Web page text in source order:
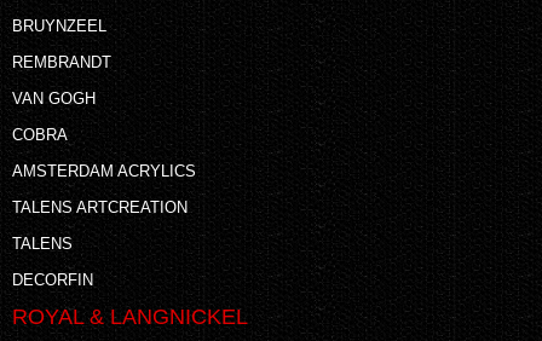
BRUYNZEEL
REMBRANDT
VAN GOGH
COBRA
AMSTERDAM ACRYLICS
TALENS ARTCREATION
TALENS
DECORFIN
ROYAL & LANGNICKEL